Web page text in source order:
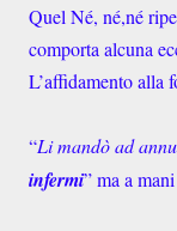
Quel Né, né,né
comporta alcuna
L’affidamento alla
“Li mandò ad
infermi” ma a